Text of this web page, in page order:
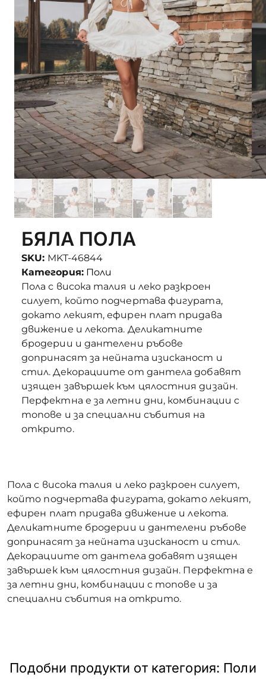
БЯЛА ПОЛА
SKU: MKT-46844
Категория: Поли
Пола с висока талия и леко разкроен
силует, който подчертава фигурата,
докато лекият, ефирен плат придава
движение и лекота. Деликатните
бродерии и дантелени ръбове
допринасят за нейната изисканост и
стил. Декорациите от дантела добавят
изящен завършек към цялостния дизайн.
Перфектна е за летни дни, комбинации с
топове и за специални събития на
открито.
Пола с висока талия и леко разкроен силует,
който подчертава фигурата, докато лекият,
ефирен плат придава движение и лекота.
Деликатните бродерии и дантелени ръбове
допринасят за нейната изисканост и стил.
Декорациите от дантела добавят изящен
завършек към цялостния дизайн. Перфектна е
за летни дни, комбинации с топове и за
специални събития на открито.
Подобни продукти от категория: Поли